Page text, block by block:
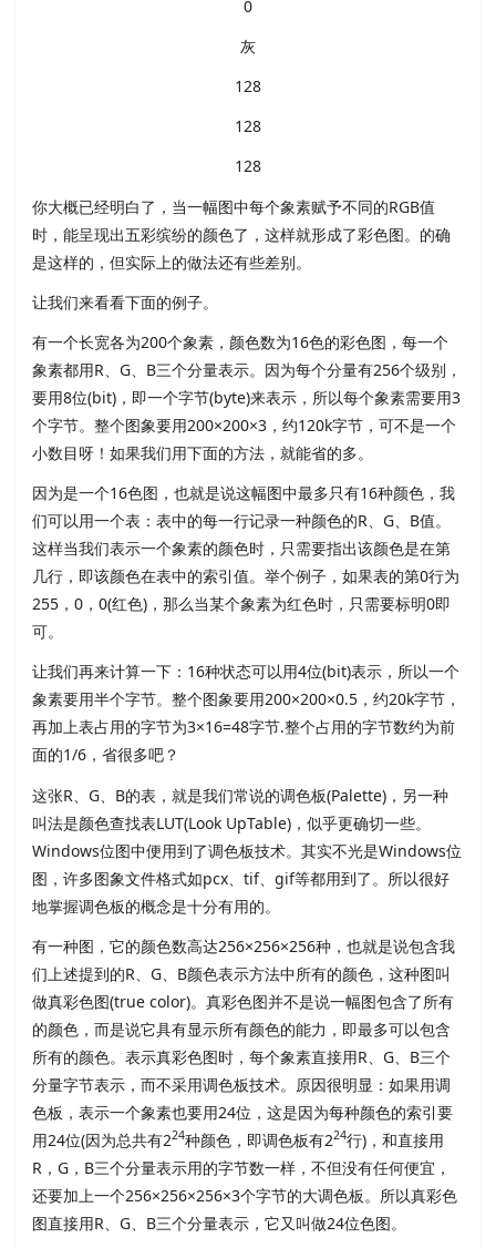
0
灰
128
128
128
你大概已经明白了，当一幅图中每个象素赋予不同的RGB值
时，能呈现出五彩缤纷的颜色了，这样就形成了彩色图。的确
是这样的，但实际上的做法还有些差别。
让我们来看看下面的例子。
有一个长宽各为200个象素，颜色数为16色的彩色图，每一个
象素都用R、G、B三个分量表示。因为每个分量有256个级别，
要用8位(bit)，即一个字节(byte)来表示，所以每个象素需要用3
个字节。整个图象要用200×200×3，约120k字节，可不是一个
小数目呀！如果我们用下面的方法，就能省的多。
因为是一个16色图，也就是说这幅图中最多只有16种颜色，我
们可以用一个表：表中的每一行记录一种颜色的R、G、B值。
这样当我们表示一个象素的颜色时，只需要指出该颜色是在第
几行，即该颜色在表中的索引值。举个例子，如果表的第0行为
255，0，0(红色)，那么当某个象素为红色时，只需要标明0即
可。
让我们再来计算一下：16种状态可以用4位(bit)表示，所以一个
象素要用半个字节。整个图象要用200×200×0.5，约20k字节，
再加上表占用的字节为3×16=48字节.整个占用的字节数约为前
面的1/6，省很多吧？
这张R、G、B的表，就是我们常说的调色板(Palette)，另一种
叫法是颜色查找表LUT(Look UpTable)，似乎更确切一些。
Windows位图中便用到了调色板技术。其实不光是Windows位
图，许多图象文件格式如pcx、tif、gif等都用到了。所以很好
地掌握调色板的概念是十分有用的。
有一种图，它的颜色数高达256×256×256种，也就是说包含我
们上述提到的R、G、B颜色表示方法中所有的颜色，这种图叫
做真彩色图(true color)。真彩色图并不是说一幅图包含了所有
的颜色，而是说它具有显示所有颜色的能力，即最多可以包含
所有的颜色。表示真彩色图时，每个象素直接用R、G、B三个
分量字节表示，而不采用调色板技术。原因很明显：如果用调
色板，表示一个象素也要用24位，这是因为每种颜色的索引要
用24位(因为总共有224种颜色，即调色板有224行)，和直接用
R，G，B三个分量表示用的字节数一样，不但没有任何便宜，
还要加上一个256×256×256×3个字节的大调色板。所以真彩色
图直接用R、G、B三个分量表示，它又叫做24位色图。